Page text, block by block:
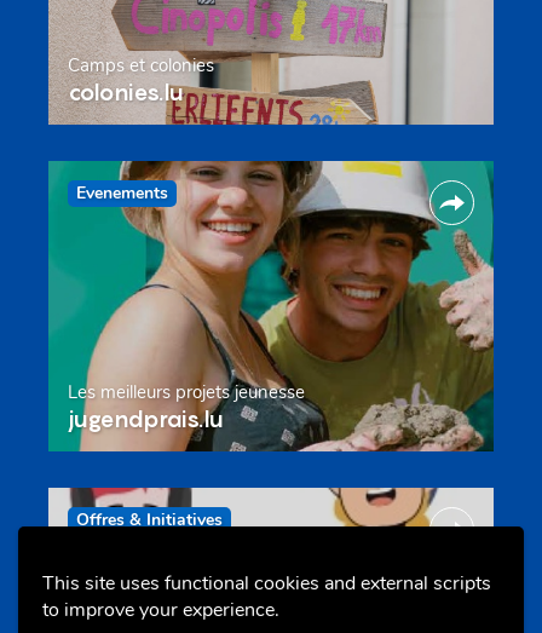
This site uses functional cookies and external scripts
to improve your experience.
Camps et colonies
colonies.lu
Evenements
Les meilleurs projets jeunesse
jugendprais.lu
Offres & Initiatives